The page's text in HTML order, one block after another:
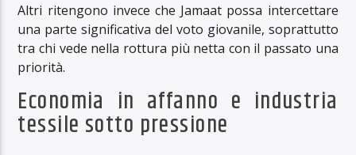
Altri ritengono invece che Jamaat possa intercettare
una parte significativa del voto giovanile, soprattutto
tra chi vede nella rottura più netta con il passato una
priorità.
Economia in affanno e industria
tessile sotto pressione